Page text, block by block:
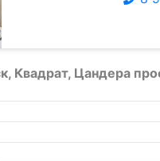
Квадрат, Цандера